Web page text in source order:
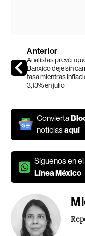
Anterior
Analistas prevén
Banxico deje sin
tasa mientras
3,13% en julio
Convierta
noticiasaquí
Síguenos en
Línea México